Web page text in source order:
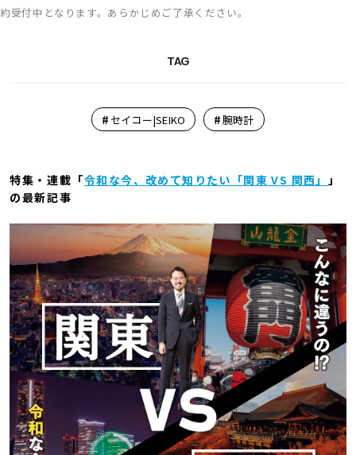
約受付中となります。あらかじめご了承ください。
TAG
# セイコー|SEIKO #腕時計
特集・連載「令和な今、改めて知りたい「関東 VS 関西」 」
の最新記事